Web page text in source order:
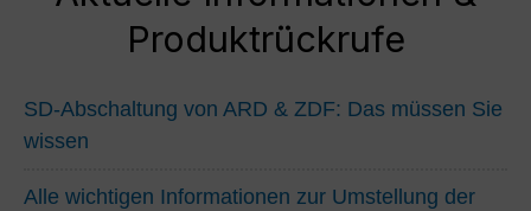
Produktrückrufe
SD-Abschaltung von ARD & ZDF: Das müssen Sie
wissen
Alle wichtigen Informationen zur Umstellung der